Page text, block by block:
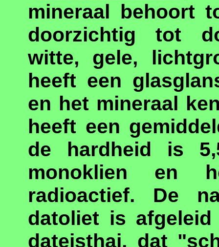
mineraal behoort
doorzichtig tot
witte, gele,
heeft een
en het mineraal
heeft een
de hardheid is
monoklien en
radioactief. De
datoliet is
dateisthai, dat